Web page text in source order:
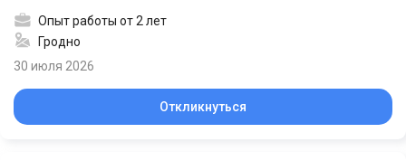
Опыт работы от 2 лет
Гродно
30 июля 2026
Откликнуться